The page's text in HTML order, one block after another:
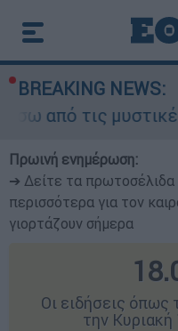
BREAKING NEWS:
Πρωινή ενημέρωση:
➔ Δείτε τα
περισσότερα για τον
γιορτάζουν σήμερα
Οι ειδήσεις
την Κυριακή